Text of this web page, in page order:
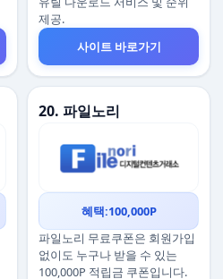
제공.
사이트 바로가기
20. 파일노리
혜택:100,000P
파일노리 무료쿠폰은 회원가입
없이도 누구나 받을 수 있는
100,000P 적립금 쿠폰입니다.